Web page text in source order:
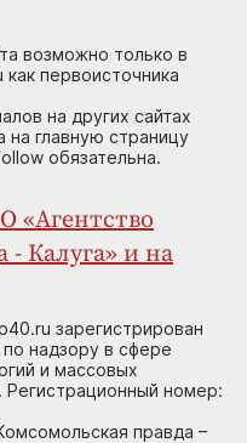
возможно только в
первоисточника
на других сайтах
на главную страницу
обязательна.
«Агентство
- Калуга» и на
зарегистрирован
надзору в сфере
и массовых
Регистрационный номер:
правда –